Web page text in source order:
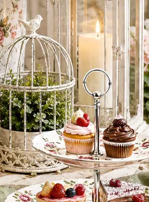
Sklenený svietnik, váza 12x18cm
7,92 €
15,84€
-50%